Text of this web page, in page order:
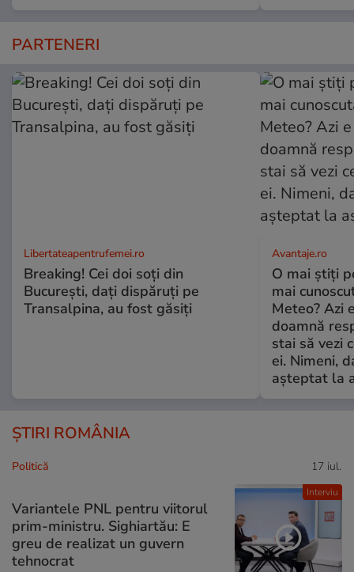
PARTENERI
Libertateapentrufemei.ro
Breaking! Cei doi soți din
București, dați dispăruți pe
Transalpina, au fost găsiți
Avantaje.ro
O mai știți
mai
Meteo? Azi
doamnă
stai să vezi
ei. Nimeni,
așteptat la
ȘTIRI ROMÂNIA
Interviu
Politică 17 iul.
Variantele PNL pentru viitorul
prim-ministru. Sighiartău: E
greu de realizat un guvern
tehnocrat